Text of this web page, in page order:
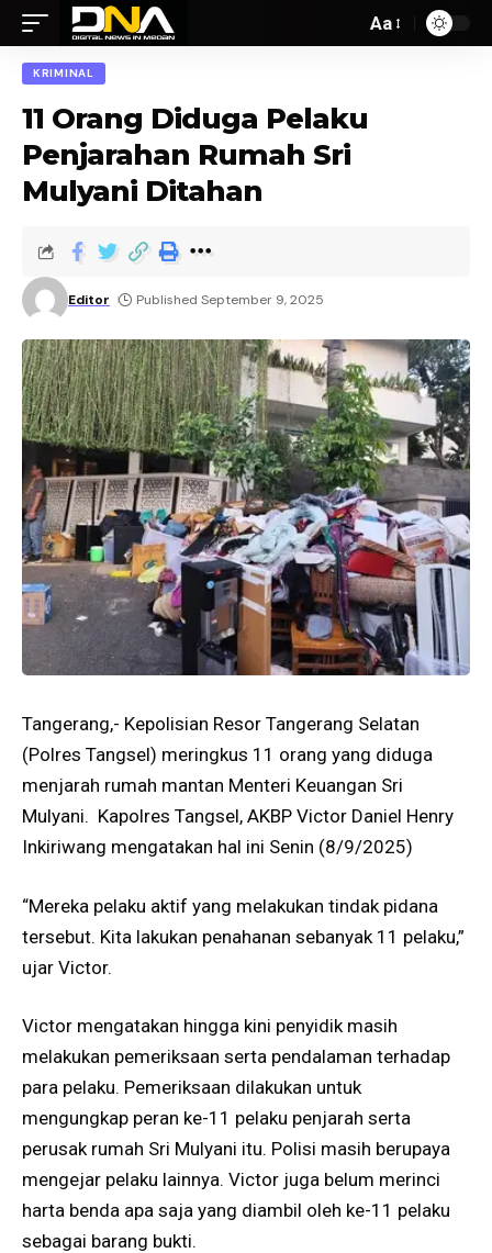
Aa
KRIMINAL
11 Orang Diduga Pelaku
Penjarahan Rumah Sri
Mulyani Ditahan
Editor Published September 9, 2025
Tangerang,- Kepolisian Resor Tangerang Selatan
(Polres Tangsel) meringkus 11 orang yang diduga
menjarah rumah mantan Menteri Keuangan Sri
Mulyani. Kapolres Tangsel, AKBP Victor Daniel Henry
Inkiriwang mengatakan hal ini Senin (8/9/2025)
“Mereka pelaku aktif yang melakukan tindak pidana
tersebut. Kita lakukan penahanan sebanyak 11 pelaku,”
ujar Victor.
Victor mengatakan hingga kini penyidik masih
melakukan pemeriksaan serta pendalaman terhadap
para pelaku. Pemeriksaan dilakukan untuk
mengungkap peran ke-11 pelaku penjarah serta
perusak rumah Sri Mulyani itu. Polisi masih berupaya
mengejar pelaku lainnya. Victor juga belum merinci
harta benda apa saja yang diambil oleh ke-11 pelaku
sebagai barang bukti.